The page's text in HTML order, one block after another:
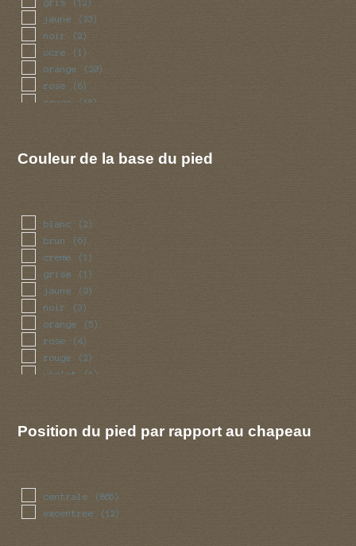
(12)
jaune (33)
noir (2)
ocre (1)
orange (20)
rose (6)
rouge (18)
Couleur de la base du pied
blanc (2)
brun (6)
creme (1)
grise (1)
jaune (9)
noir (3)
orange (5)
rose (4)
rouge (2)
violet (1)
Position du pied par rapport au chapeau
centrale (865)
excentree (12)